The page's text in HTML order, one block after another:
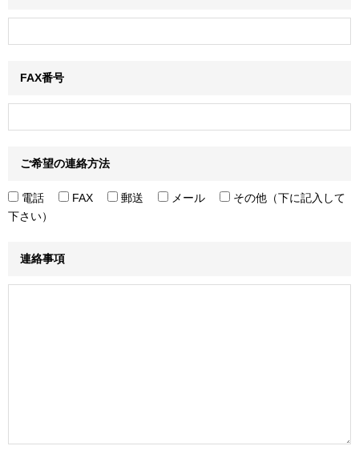
FAX番号
ご希望の連絡方法
電話 FAX 郵送 メール
その他（下に記入して
下さい）
連絡事項